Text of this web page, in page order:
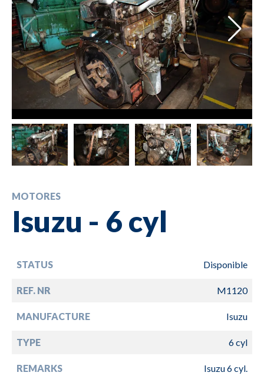
MOTORES
Isuzu - 6 cyl
STATUS Disponible
REF. NR M1120
MANUFACTURE Isuzu
TYPE 6 cyl
REMARKS Isuzu 6 cyl.